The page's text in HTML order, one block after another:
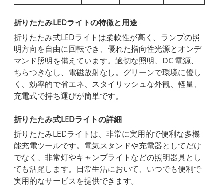
折りたたみLEDライトの特徴と用途
折りたたみ式LEDライトは柔軟性が高く、ランプの照
明方向を自由に回転でき、優れた指向性光源とオンデ
マンド照明を備えています。適切な照明、DC 電源、
ちらつきなし、電磁放射なし。グリーンで環境に優し
く、効率的で省エネ、スタイリッシュな外観、軽量、
充電式で持ち運びが簡単です。
折りたたみ式LEDライトの詳細
折りたたみLEDライトは、非常に実用的で便利な多機
能充電ツールです。電気スタンドや充電器としてだけ
でなく、非常灯やキャンプライトなどの照明器具とし
ても活躍します。日常生活において、いつでも便利で
実用的なサービスを提供できます。